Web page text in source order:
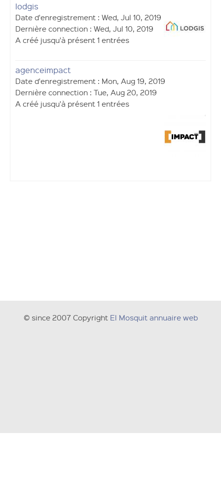
lodgis
Date d'enregistrement : Wed, Jul 10, 2019
Dernière connection : Wed, Jul 10, 2019
A créé jusqu'à présent 1 entrées
agenceimpact
Date d'enregistrement : Mon, Aug 19, 2019
Dernière connection : Tue, Aug 20, 2019
A créé jusqu'à présent 1 entrées
© since 2007 Copyright El Mosquit annuaire web